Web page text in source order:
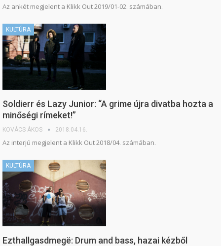
Az ankét megjelent a Klikk Out 2019/01-02. számában.
KULTÚRA
Soldierr és Lazy Junior: “A grime újra divatba hozta a
minőségi rímeket!”
KOVÁCS ÁKOS 2018.04.16.
Az interjú megjelent a Klikk Out 2018/04. számában.
KULTÚRA
Ezthallgasdmegë: Drum and bass, hazai kézből